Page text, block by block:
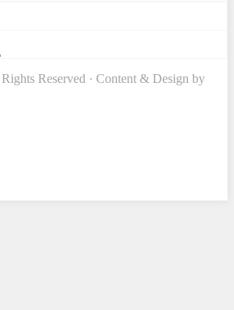
Reserved · Content & Design by